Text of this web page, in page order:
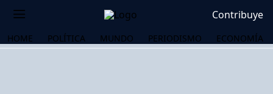
Contribuye
HOME POLÍTICA MUNDO PERIODISMO ECONOMÍA